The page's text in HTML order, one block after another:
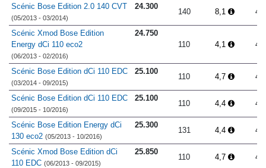
Scénic Bose Edition 2.0 140 CVT
(05/2013 - 03/2014)
24.300
140 8,1
Scénic Xmod Bose Edition
Energy dCi 110 eco2
(06/2013 - 02/2016)
24.750
110
4,1
Scénic Bose Edition dCi 110 EDC
(03/2014 - 09/2015)
25.100
110 4,7
Scénic Bose Edition dCi 110 EDC
(09/2015 - 10/2016)
25.100
110 4,4
Scénic Bose Edition Energy dCi
130 eco2 (05/2013 - 10/2016)
25.300
131 4,4
Scénic Xmod Bose Edition dCi
110 EDC (06/2013 - 09/2015)
25.850
110 4,7